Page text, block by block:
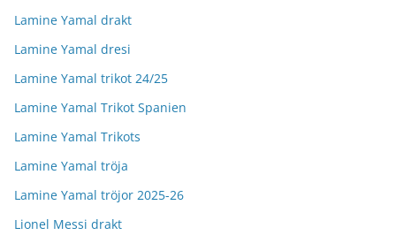
Lamine Yamal drakt
Lamine Yamal dresi
Lamine Yamal trikot 24/25
Lamine Yamal Trikot Spanien
Lamine Yamal Trikots
Lamine Yamal tröja
Lamine Yamal tröjor 2025-26
Lionel Messi drakt